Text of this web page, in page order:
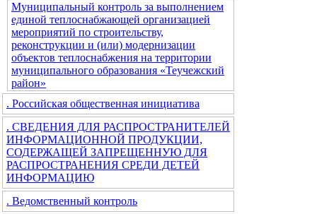
Муниципальный контроль за выполнением
единой теплоснабжающей организацией
мероприятий по строительству,
реконструкции и (или) модернизации
объектов теплоснабжения на территории
муниципального образования «Теучежский
район»
. Российская общественная инициатива
. СВЕДЕНИЯ ДЛЯ РАСПРОСТРАНИТЕЛЕЙ
ИНФОРМАЦИОННОЙ ПРОДУКЦИИ,
СОДЕРЖАЩЕЙ ЗАПРЕЩЕННУЮ ДЛЯ
РАСПРОСТРАНЕНИЯ СРЕДИ ДЕТЕЙ
ИНФОРМАЦИЮ
. Ведомственный контроль